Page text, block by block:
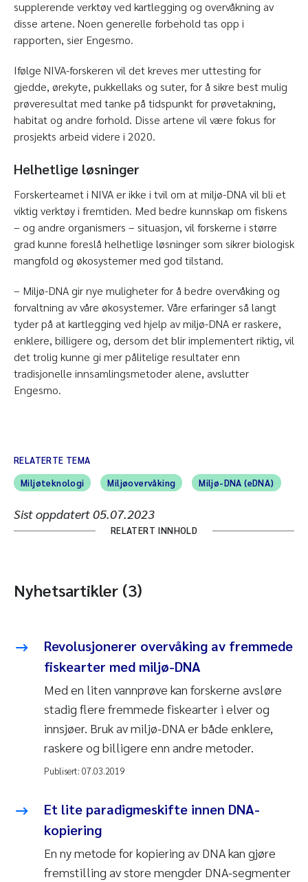
supplerende verktøy ved kartlegging og overvåkning av
disse artene. Noen generelle forbehold tas opp i
rapporten, sier Engesmo.
Ifølge NIVA-forskeren vil det kreves mer uttesting for
gjedde, ørekyte, pukkellaks og suter, for å sikre best mulig
prøveresultat med tanke på tidspunkt for prøvetakning,
habitat og andre forhold. Disse artene vil være fokus for
prosjekts arbeid videre i 2020.
Helhetlige løsninger
Forskerteamet i NIVA er ikke i tvil om at miljø-DNA vil bli et
viktig verktøy i fremtiden. Med bedre kunnskap om fiskens
– og andre organismers – situasjon, vil forskerne i større
grad kunne foreslå helhetlige løsninger som sikrer biologisk
mangfold og økosystemer med god tilstand.
– Miljø-DNA gir nye muligheter for å bedre overvåking og
forvaltning av våre økosystemer. Våre erfaringer så langt
tyder på at kartlegging ved hjelp av miljø-DNA er raskere,
enklere, billigere og, dersom det blir implementert riktig, vil
det trolig kunne gi mer pålitelige resultater enn
tradisjonelle innsamlingsmetoder alene, avslutter
Engesmo.
RELATERTE TEMA
Miljøteknologi
Miljøovervåking Miljø-DNA (eDNA)
Sist oppdatert05.07.2023
RELATERT INNHOLD
Nyhetsartikler (3)
Revolusjonerer overvåking av fremmede
fiskearter med miljø-DNA
Med en liten vannprøve kan forskerne avsløre
stadig flere fremmede fiskearter i elver og
innsjøer. Bruk av miljø-DNA er både enklere,
raskere og billigere enn andre metoder.
Publisert: 07.03.2019
Et lite paradigmeskifte innen DNA-
kopiering
En ny metode for kopiering av DNA kan gjøre
fremstilling av store mengder DNA-segmenter